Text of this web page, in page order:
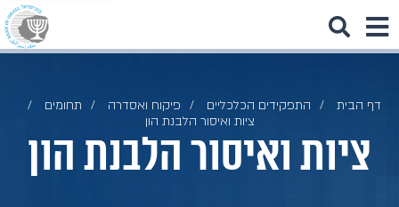
דף הבית התפקידים הכלכליים פיקוח ואסדרה
תחומים
ציות ואיסור הלבנת הון
ציות ואיסור הלבנת הון